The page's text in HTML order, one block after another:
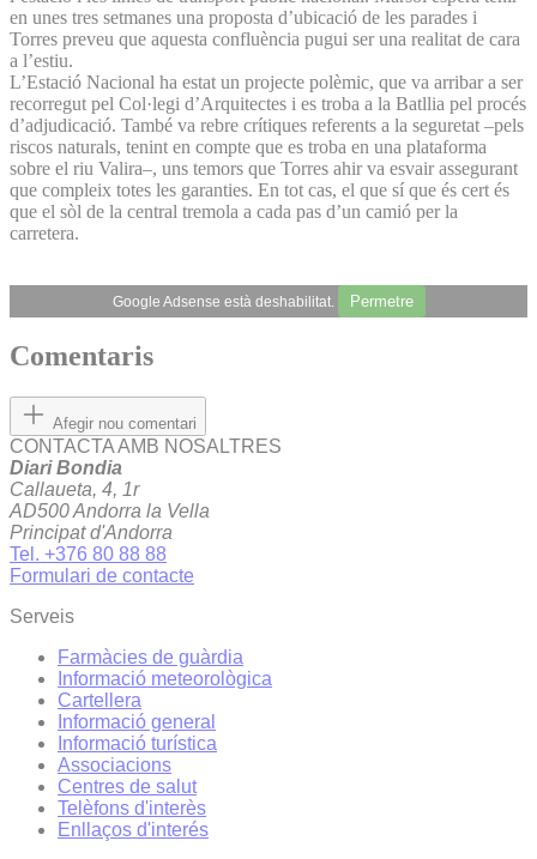
en unes tres setmanes una proposta d’ubicació de les parades i
Torres preveu que aquesta confluència pugui ser una realitat de cara
a l’estiu.
L’Estació Nacional ha estat un projecte polèmic, que va arribar a ser
recorregut pel Col·legi d’Arquitectes i es troba a la Batllia pel procés
d’adjudicació. També va rebre crítiques referents a la seguretat –pels
riscos naturals, tenint en compte que es troba en una plataforma
sobre el riu Valira–, uns temors que Torres ahir va esvair assegurant
que compleix totes les garanties. En tot cas, el que sí que és cert és
que el sòl de la central tremola a cada pas d’un camió per la
carretera.
Google Adsense està deshabilitat. Permetre
Comentaris
Afegir nou comentari
CONTACTA AMB NOSALTRES
Diari Bondia
Callaueta, 4, 1r
AD500 Andorra la Vella
Principat d'Andorra
Tel. +376 80 88 88
Formulari de contacte
Serveis
Farmàcies de guàrdia
Informació meteorològica
Cartellera
Informació general
Informació turística
Associacions
Centres de salut
Telèfons d'interès
Enllaços d'interés